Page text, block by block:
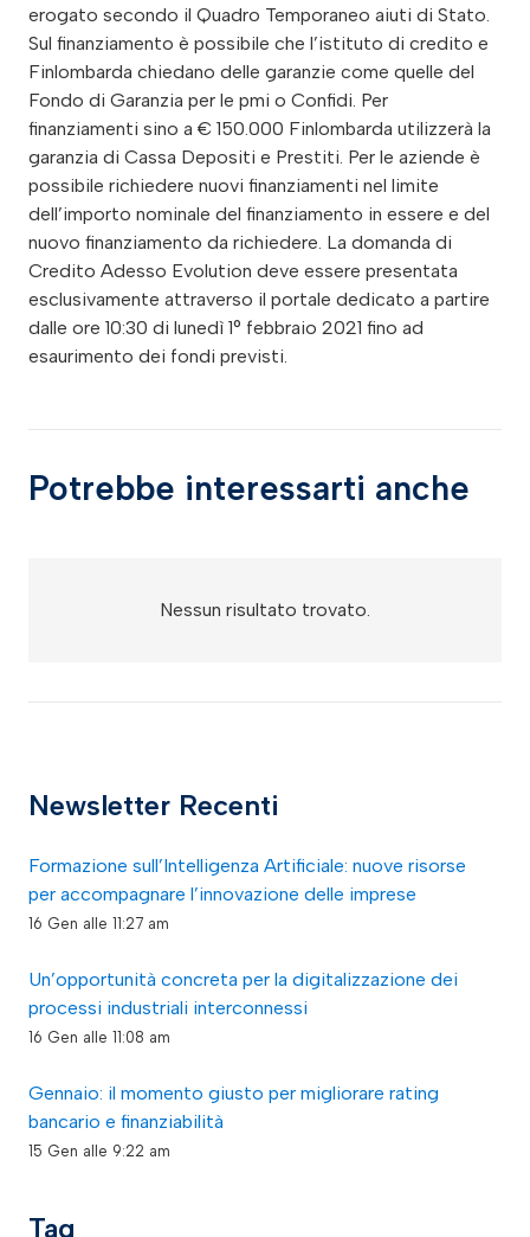
erogato secondo il Quadro Temporaneo aiuti di Stato.
Sul finanziamento è possibile che l’istituto di credito e
Finlombarda chiedano delle garanzie come quelle del
Fondo di Garanzia per le pmi o Confidi. Per
finanziamenti sino a € 150.000 Finlombarda utilizzerà la
garanzia di Cassa Depositi e Prestiti. Per le aziende è
possibile richiedere nuovi finanziamenti nel limite
dell’importo nominale del finanziamento in essere e del
nuovo finanziamento da richiedere. La domanda di
Credito Adesso Evolution deve essere presentata
esclusivamente attraverso il portale dedicato a partire
dalle ore 10:30 di lunedì 1° febbraio 2021 fino ad
esaurimento dei fondi previsti.
Potrebbe interessarti anche
Nessun risultato trovato.
Newsletter Recenti
Formazione sull’Intelligenza Artificiale: nuove risorse
per accompagnare l’innovazione delle imprese
16 Gen alle 11:27 am
Un’opportunità concreta per la digitalizzazione dei
processi industriali interconnessi
16 Gen alle 11:08 am
Gennaio: il momento giusto per migliorare rating
bancario e finanziabilità
15 Gen alle 9:22 am
Tag